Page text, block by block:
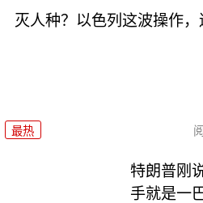
灭人种？以色列这波操作，
最热
特朗普刚
手就是一